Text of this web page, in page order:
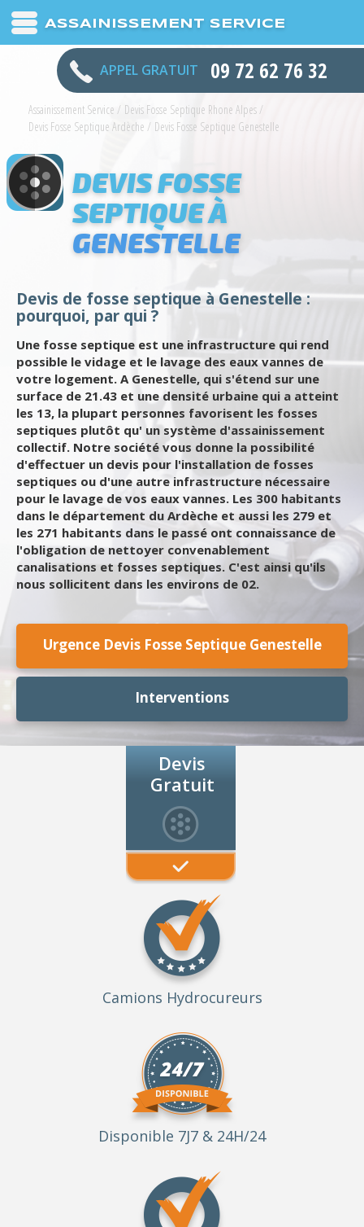
ASSAINISSEMENT SERVICE
APPEL GRATUIT 09 72 62 76 32
Assainissement Service / Devis Fosse Septique Rhone Alpes/
Devis Fosse Septique Ardèche / Devis Fosse Septique Genestelle
DEVIS FOSSE
SEPTIQUE À
GENESTELLE
Devis de fosse septique à Genestelle :
pourquoi, par qui ?
Une fosse septique est une infrastructure qui rend
possible le vidage et le lavage des eaux vannes de
votre logement. A Genestelle, qui s'étend sur une
surface de 21.43 et une densité urbaine qui a atteint
les 13, la plupart personnes favorisent les fosses
septiques plutôt qu' un système d'assainissement
collectif. Notre société vous donne la possibilité
d'effectuer un devis pour l'installation de fosses
septiques ou d'une autre infrastructure nécessaire
pour le lavage de vos eaux vannes. Les 300 habitants
dans le département du Ardèche et aussi les 279 et
les 271 habitants dans le passé ont connaissance de
l'obligation de nettoyer convenablement
canalisations et fosses septiques. C'est ainsi qu'ils
nous sollicitent dans les environs de 02.
Urgence Devis Fosse Septique Genestelle
Interventions
Devis
Gratuit
Camions Hydrocureurs
Disponible 7J7 & 24H/24